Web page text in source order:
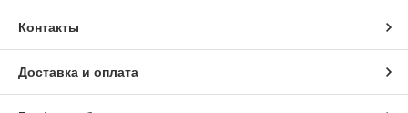
Контакты
Доставка и оплата